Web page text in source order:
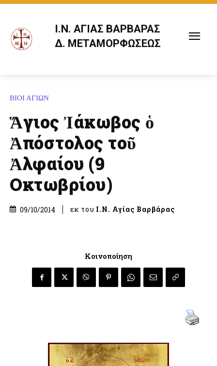
Ι.Ν. ΑΓΙΑΣ ΒΑΡΒΑΡΑΣ
Δ. ΜΕΤΑΜΟΡΦΩΣΕΩΣ
ΒΙΟΙ ΑΓΙΩΝ
Ἅγιος Ἰάκωβος ὁ
Ἀπόστολος τοῦ
Ἀλφαίου (9
Οκτωβρίου)
09/10/2014 εκ του Ι.Ν. Αγίας Βαρβάρας
Κοινοποίηση